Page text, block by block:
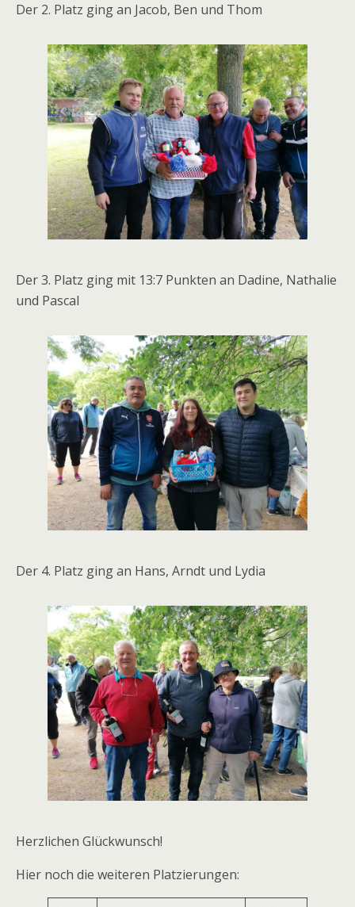
Der 2. Platz ging an Jacob, Ben und Thom
Der 3. Platz ging mit 13:7 Punkten an Dadine, Nathalie
und Pascal
Der 4. Platz ging an Hans, Arndt und Lydia
Herzlichen Glückwunsch!
Hier noch die weiteren Platzierungen: